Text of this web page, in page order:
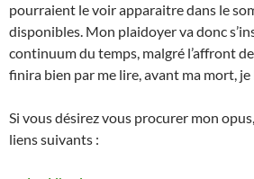
pourraient le voir apparaitre dans le
disponibles. Mon plaidoyer va donc
continuum du temps, malgré l’affront
finira bien par me lire, avant ma mort, je
Si vous désirez vous procurer mon
liens suivants :